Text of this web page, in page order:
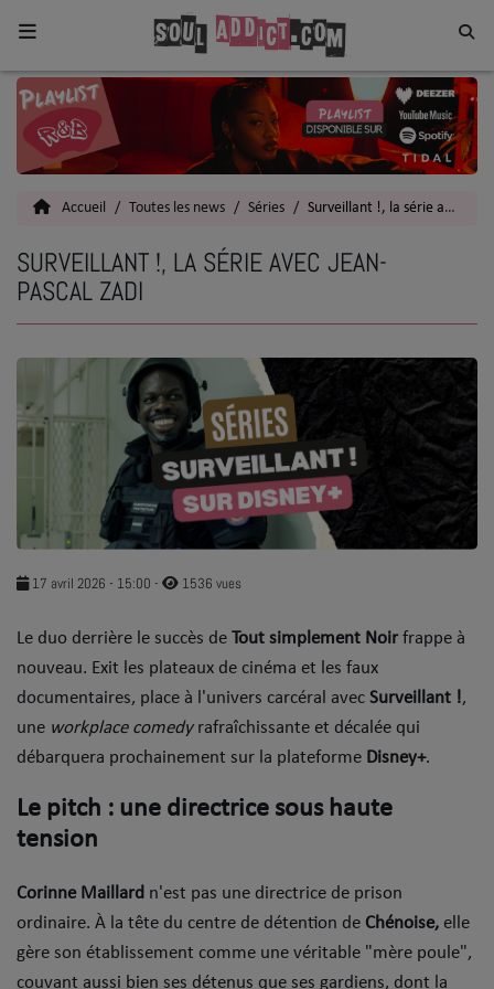
Home
Toutes les News
Actu
Interviews
Talents
SOUL ADDICT PLAY
Flash News
Dans la Street
C quoi ton Actu ?
Dans ton Téléphone
Mic 2 Rue
URBAN CULTURE
Sport
Accueil Toutes les news Séries Surveillant !, la série avec Jean-Pascal Zadi
SURVEILLANT !, LA SÉRIE AVEC JEAN-
PASCAL ZADI
17 avril 2026 - 15:00 - 1536 vues
​Le duo derrière le succès de Tout simplement Noirfrappe à
nouveau. Exit les plateaux de cinéma et les faux
documentaires, place à l'univers carcéral avec Surveillant !,
une workplace comedy rafraîchissante et décalée qui
débarquera prochainement sur la plateforme Disney+.
​Le pitch : une directrice sous haute
tension
​Corinne Maillard n'est pas une directrice de prison
ordinaire. À la tête du centre de détention de Chénoise, elle
gère son établissement comme une véritable "mère poule",
couvant aussi bien ses détenus que ses gardiens, dont la